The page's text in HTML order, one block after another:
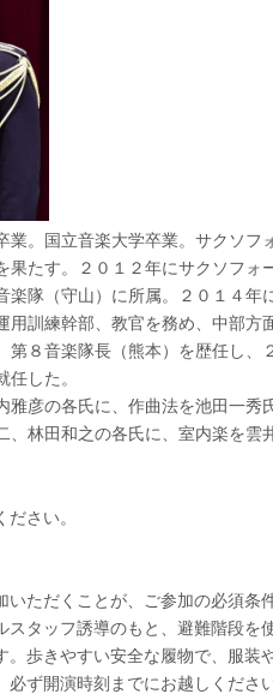
業。国立音楽大学卒業。サクソフ
果たす。２０１２年にサクソフォ
楽隊（守山）に所属。２０１４年
用訓練幹部、教官を務め、中部方
第８音楽隊長（熊本）を歴任し、
した。
雅彦の各氏に、作曲法を池田一秀
、林田和之の各氏に、室内楽を雲
さい。
ただくことが、ご参加の必須条
タッフ誘導のもと、避難階段を
歩きやすい安全な履物で、服装
ず開演時刻までにお越しくださ